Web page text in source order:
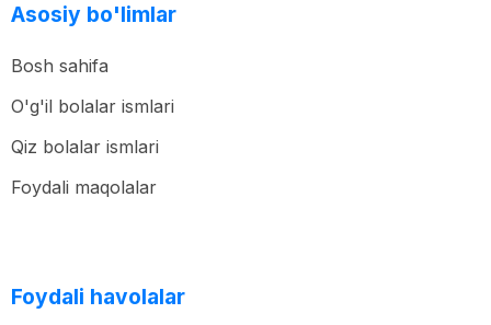
Asosiy bo'limlar
Bosh sahifa
O'g'il bolalar ismlari
Qiz bolalar ismlari
Foydali maqolalar
Foydali havolalar